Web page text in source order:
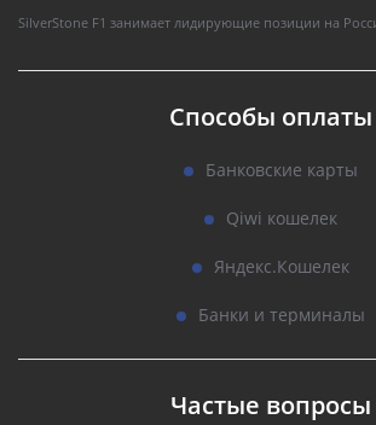
SilverStone F1 занимает лидирующие позиции на
Способы оплаты
Банковские карты
Qiwi кошелек
Яндекс.Кошелек
Банки и терминалы
Частые вопросы